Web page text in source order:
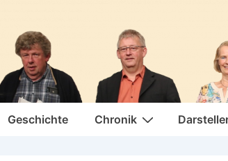
Geschichte Chronik